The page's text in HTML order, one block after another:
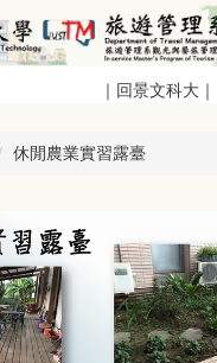
｜回景文科大｜
休閒農業實習露臺